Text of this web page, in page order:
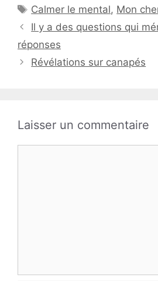
Étiquettes
Calmer le mental, Mon
Il y a des questions qui
réponses
Révélations sur canapés
Laisser un commentaire